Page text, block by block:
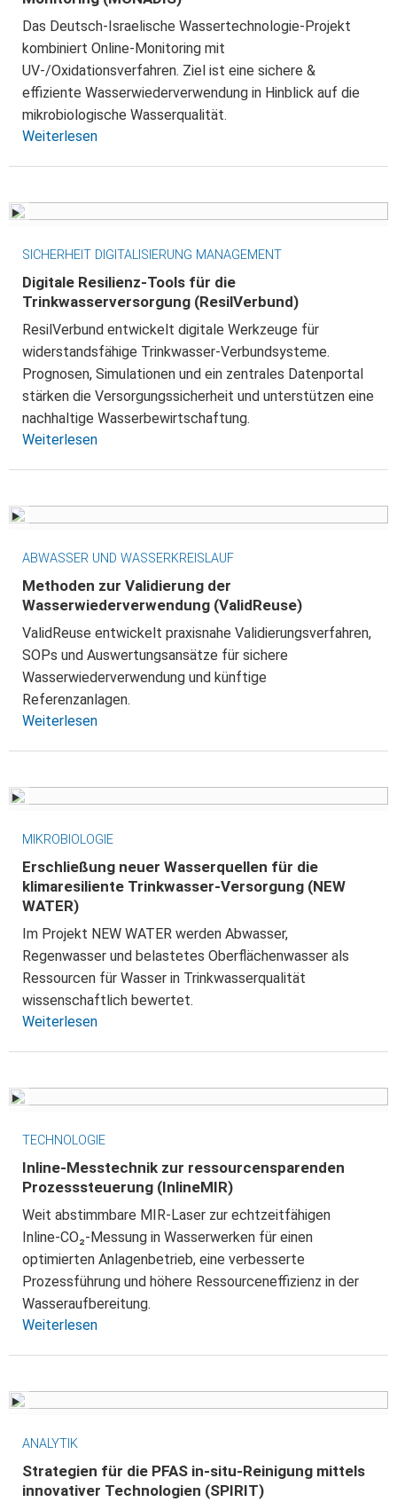
Das Deutsch-Israelische Wassertechnologie-Projekt
kombiniert Online-Monitoring mit
UV-/Oxidationsverfahren. Ziel ist eine sichere &
effiziente Wasserwiederverwendung in Hinblick auf die
mikrobiologische Wasserqualität.
Weiterlesen
SICHERHEIT DIGITALISIERUNG MANAGEMENT
Digitale Resilienz-Tools für die
Trinkwasserversorgung (ResilVerbund)
ResilVerbund entwickelt digitale Werkzeuge für
widerstandsfähige Trinkwasser-Verbundsysteme.
Prognosen, Simulationen und ein zentrales Datenportal
stärken die Versorgungssicherheit und unterstützen eine
nachhaltige Wasserbewirtschaftung.
Weiterlesen
ABWASSER UND WASSERKREISLAUF
Methoden zur Validierung der
Wasserwiederverwendung (ValidReuse)
ValidReuse entwickelt praxisnahe Validierungsverfahren,
SOPs und Auswertungsansätze für sichere
Wasserwiederverwendung und künftige
Referenzanlagen.
Weiterlesen
MIKROBIOLOGIE
Erschließung neuer Wasserquellen für die
klimaresiliente Trinkwasser-Versorgung (NEW
WATER)
Im Projekt NEW WATER werden Abwasser,
Regenwasser und belastetes Oberflächenwasser als
Ressourcen für Wasser in Trinkwasserqualität
wissenschaftlich bewertet.
Weiterlesen
TECHNOLOGIE
Inline-Messtechnik zur ressourcensparenden
Prozesssteuerung (InlineMIR)
Weit abstimmbare MIR‑Laser zur echtzeitfähigen
Inline‑CO₂‑Messung in Wasserwerken für einen
optimierten Anlagenbetrieb, eine verbesserte
Prozessführung und höhere Ressourceneffizienz in der
Wasseraufbereitung.
Weiterlesen
ANALYTIK
Strategien für die PFAS in-situ-Reinigung mittels
innovativer Technologien (SPIRIT)